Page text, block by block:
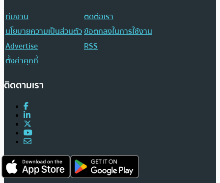
ทีมงาน
ติดต่อเรา
นโยบายความเป็นส่วนตัวข้อตกลงในการใช้งาน
Advertise
RSS
ตั้งค่าคุกกี้
ติดตามเรา